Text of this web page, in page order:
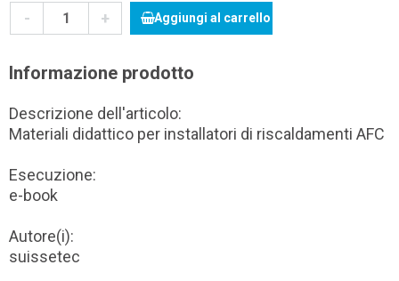
- + Aggiungi al carrello
Informazione prodotto
Descrizione dell'articolo:
Materiali didattico per installatori di riscaldamenti AFC
Esecuzione:
e-book
Autore(i):
suissetec